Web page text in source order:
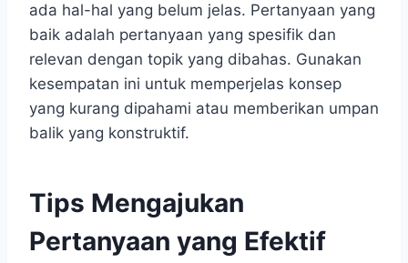
ada hal-hal yang belum jelas. Pertanyaan yang
baik adalah pertanyaan yang spesifik dan
relevan dengan topik yang dibahas. Gunakan
kesempatan ini untuk memperjelas konsep
yang kurang dipahami atau memberikan umpan
balik yang konstruktif.
Tips Mengajukan
Pertanyaan yang Efektif